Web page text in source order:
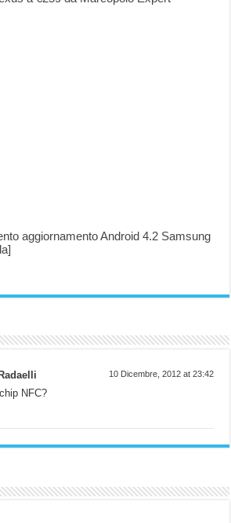
aggiornamento Android 4.2 Samsung
10 Dicembre, 2012 at 23:42
NFC?